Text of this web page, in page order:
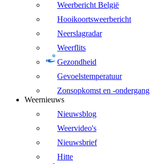
Weerbericht België
Hooikoortsweerbericht
Neerslagradar
Weerflits
Gezondheid
Gevoelstemperatuur
Zonsopkomst en -ondergang
Weernieuws
Nieuwsblog
Weervideo's
Nieuwsbrief
Hitte